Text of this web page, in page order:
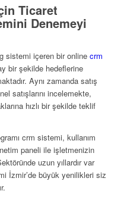
Ticaret
Denemeyi
sistemi içeren bir online crm
bir şekilde hedeflerine
Aynı zamanda satış
satışlarını incelemekte,
hızlı bir şekilde teklif
crm sistemi, kullanım
paneli ile işletmenizin
uzun yıllardır var
İzmir’de büyük yenilikleri siz